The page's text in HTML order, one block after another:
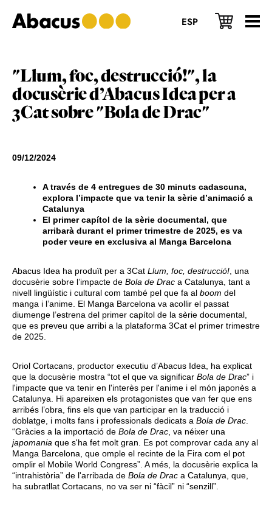
to
main
to
primary
to
footer
ESP
"Llum, foc, destrucció!", la
docusèrie d’Abacus Idea per a
3Cat sobre "Bola de Drac"
09/12/2024
A través de 4 entregues de 30 minuts cadascuna,
explora l’impacte que va tenir la sèrie d’animació a
Catalunya
El primer capítol de la sèrie documental, que
arribarà durant el primer trimestre de 2025, es va
poder veure en exclusiva al Manga Barcelona
Abacus Idea ha produït per a 3Cat Llum, foc, destrucció! , una
docusèrie sobre l’impacte de Bola de Drac a Catalunya, tant a
nivell lingüístic i cultural com també pel que fa al boom del
manga i l’anime. El Manga Barcelona va acollir el passat
diumenge l’estrena del primer capítol de la sèrie documental,
que es preveu que arribi a la plataforma 3Cat el primer trimestre
de 2025.
Oriol Cortacans, productor executiu d’Abacus Idea, ha explicat
que la docusèrie mostra “tot el que va significar Bola de Drac” i
l'impacte que va tenir en l'interès per l'anime i el món japonès a
Catalunya. Hi apareixen els protagonistes que van fer que ens
arribés l’obra, fins els que van participar en la traducció i
doblatge, i molts fans i professionals dedicats a Bola de Drac
“Gràcies a la importació de Bola de Drac , va néixer una
japomania que s'ha fet molt gran. Es pot comprovar cada any al
Manga Barcelona, que omple el recinte de la Fira com el pot
omplir el Mobile World Congress”. A més, la docusèrie explica la
“intrahistòria” de l'arribada de Bola de Drac a Catalunya, que,
ha subratllat Cortacans, no va ser ni “fàcil” ni “senzill”.